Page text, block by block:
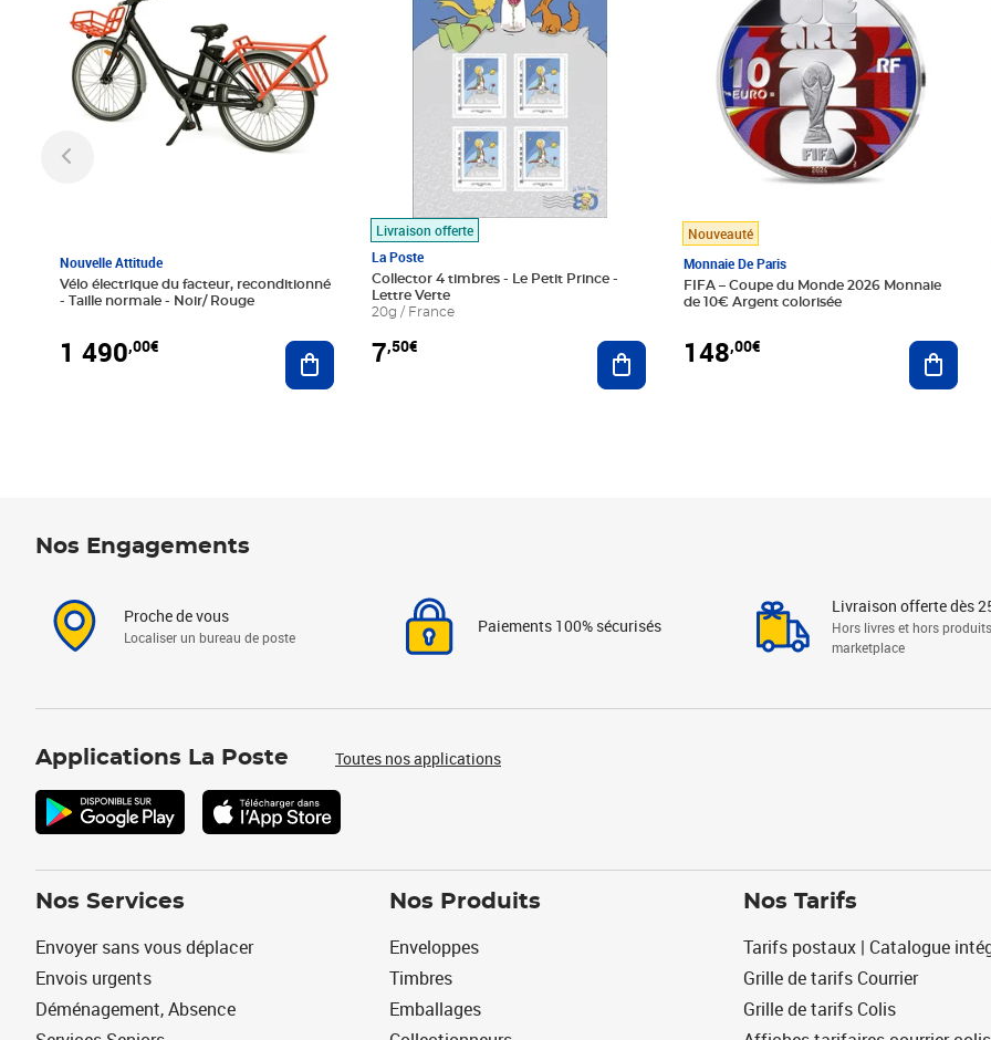
Nouvelle Attitude
Vélo électrique du facteur, reconditionné
- Taille normale - Noir/ Rouge
1 490,00€ Ajouter au panier
Livraison offerte
La Poste
Collector 4 timbres - Le Petit Prince -
Lettre Verte
20g / France
7,50€ Ajouter au panier
Nouveauté
Monnaie De Paris
FIFA – Coupe du Monde 2026 Monnaie
de 10€ Argent colorisée
148,00€
Nos Engagements
Proche de vous
Localiser un bureau de poste
Paiements 100% sécurisés
Livraison offerte dès
Hors livres et hors produits
marketplace
Applications La Poste Toutes nos applications
Nos Services
Envoyer sans vous déplacer
Envois urgents
Déménagement, Absence
Nos Produits
Enveloppes
Timbres
Emballages
Nos Tarifs
Tarifs postaux | Catalogue
Grille de tarifs Courrier
Grille de tarifs Colis